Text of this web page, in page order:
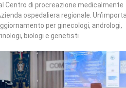
Centro di procreazione medicalmente
ospedaliera regionale.
per ginecologi, andrologi,
biologi e genetisti